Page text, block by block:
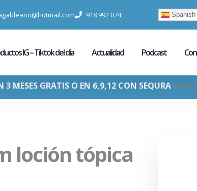
918 992 074 Spanish
IG – Tiktok del día Actualidad Podcast
MESES GRATIS O EN 6,9,12 CON SEQURA +info
loción tópica